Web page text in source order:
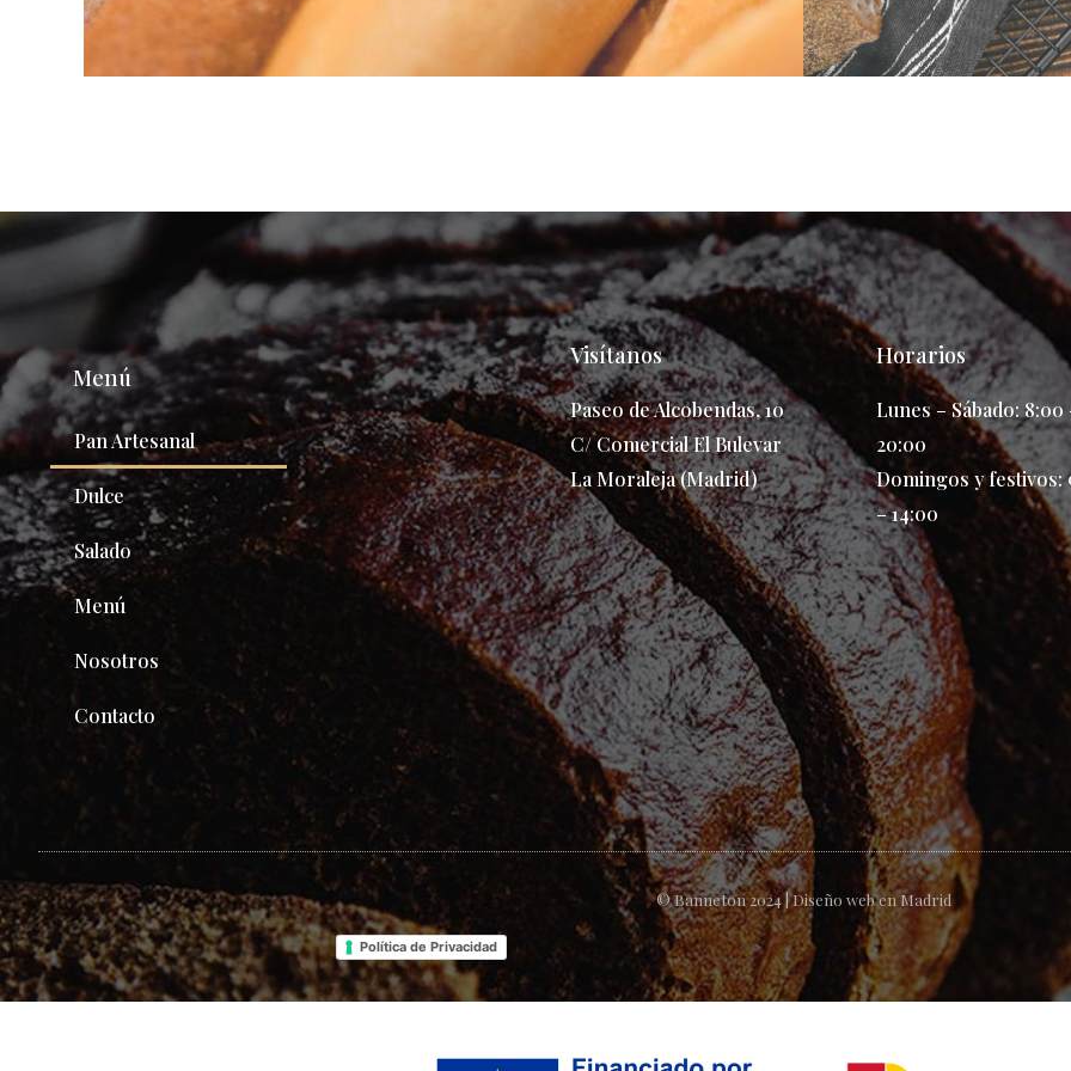
Menú
Pan Artesanal
Dulce
Salado
Menú
Nosotros
Contacto
Visítanos
Paseo de Alcobendas, 10
C/ Comercial El Bulevar
La Moraleja (Madrid)
Horarios
Lunes – Sábado: 8:00
20:00
Domingos y festivos:
– 14:00
© Banneton 2024 |Diseño web en Madrid
Política de Privacidad